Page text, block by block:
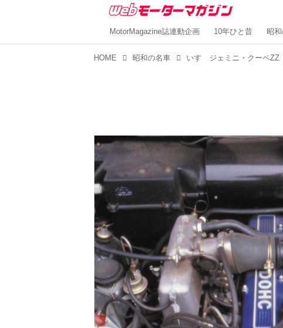
MotorMagazine誌連動企画 10年ひと昔 昭
HOME 昭和の名車